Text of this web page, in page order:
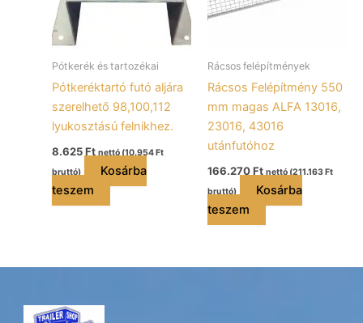
Pótkerék és tartozékai
Pótkeréktartó futó aljára
szerelhető 98,100,112
lyukosztású felnikhez.
8.625Ft nettó (10.954 Ft
bruttó)
Kosárba
teszem
Rácsos felépítmények
Rácsos Felépítmény 550
mm magas ALFA 13016,
23016, 43016
utánfutóhoz
166.270Ft nettó (211.163 Ft
bruttó)
Kosárba
teszem